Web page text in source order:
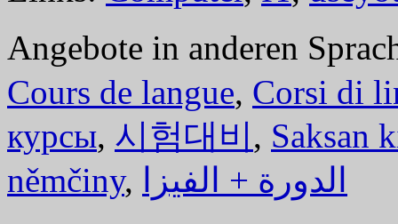
Angebote in anderen
Cours de langue, Corsi di
курсы, 시험대비, Saksan
němčiny, الدورة + الفيزا